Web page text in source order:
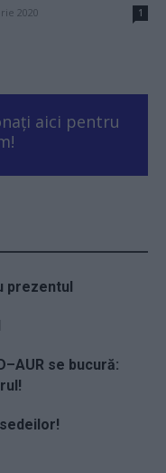
2020 1
aici pentru
prezentul
se bucură: